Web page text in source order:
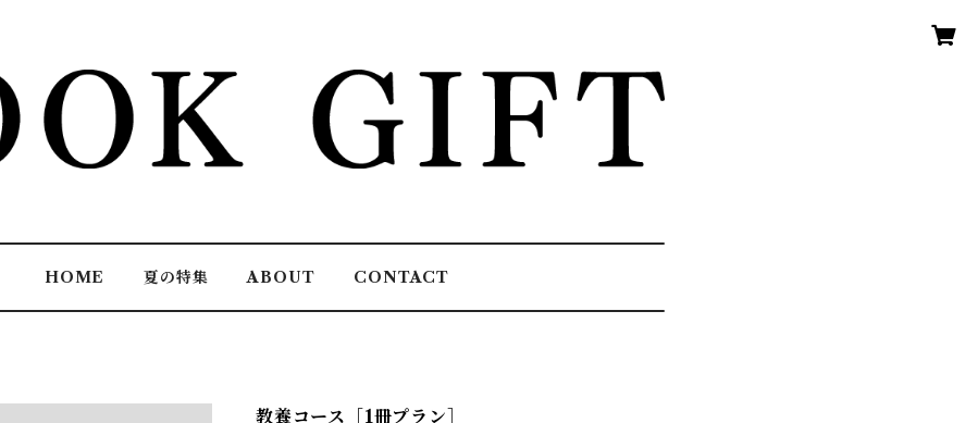
HOME 夏の特集 ABOUT CONTACT
教養コース［1冊プラン］